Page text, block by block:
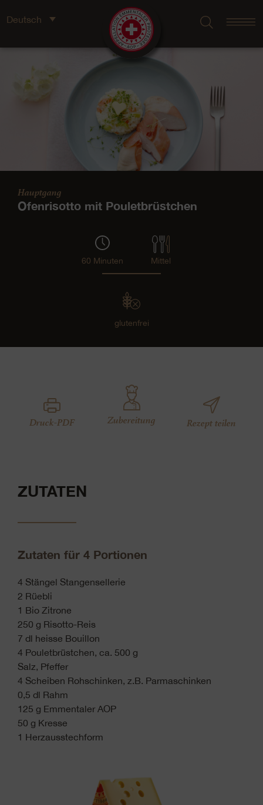
Deutsch
Hauptgang
Ofenrisotto mit Pouletbrüstchen
60 Minuten Mittel
glutenfrei
Druck-PDF Zubereitung Rezept teilen
ZUTATEN
Zutaten für 4 Portionen
4 Stängel Stangensellerie
2 Rüebli
1 Bio Zitrone
250 g Risotto-Reis
7 dl heisse Bouillon
4 Pouletbrüstchen, ca. 500 g
Salz, Pfeffer
4 Scheiben Rohschinken, z.B. Parmaschinken
0,5 dl Rahm
125 g Emmentaler AOP
50 g Kresse
1 Herzausstechform